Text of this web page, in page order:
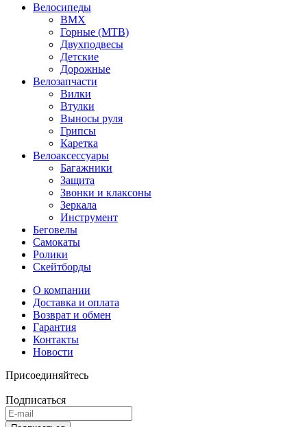
Велосипеды
BMX
Горные (MTB)
Двухподвесы
Детские
Дорожные
Велозапчасти
Вилки
Втулки
Выносы руля
Грипсы
Каретка
Велоаксессуары
Багажники
Защита
Звонки и клаксоны
Зеркала
Инструмент
Беговелы
Самокаты
Ролики
Скейтборды
О компании
Доставка и оплата
Возврат и обмен
Гарантия
Контакты
Новости
Присоединяйтесь
Подписаться